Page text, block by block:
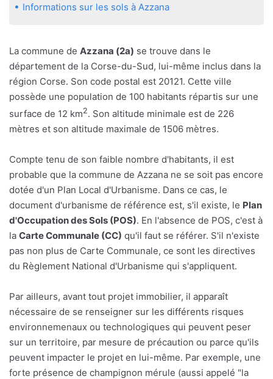
Informations sur les sols à Azzana
La commune de Azzana (2a) se trouve dans le
département de la Corse-du-Sud, lui-même inclus dans la
région Corse. Son code postal est 20121. Cette ville
possède une population de 100 habitants répartis sur une
surface de 12 km2. Son altitude minimale est de 226
mètres et son altitude maximale de 1506 mètres.
Compte tenu de son faible nombre d'habitants, il est
probable que la commune de Azzana ne se soit pas encore
dotée d'un Plan Local d'Urbanisme. Dans ce cas, le
document d'urbanisme de référence est, s'il existe, le Plan
d'Occupation des Sols (POS). En l'absence de POS, c'est à
la Carte Communale (CC) qu'il faut se référer. S'il n'existe
pas non plus de Carte Communale, ce sont les directives
du Règlement National d'Urbanisme qui s'appliquent.
Par ailleurs, avant tout projet immobilier, il apparaît
nécessaire de se renseigner sur les différents risques
environnemenaux ou technologiques qui peuvent peser
sur un territoire, par mesure de précaution ou parce qu'ils
peuvent impacter le projet en lui-même. Par exemple, une
forte présence de champignon mérule (aussi appelé "la